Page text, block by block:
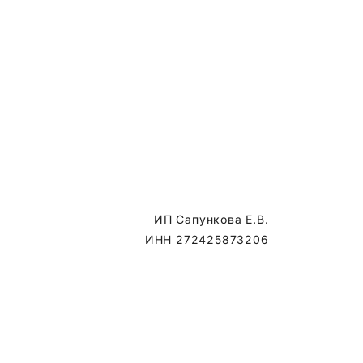
ИП Сапункова Е.В.
ИНН 272425873206